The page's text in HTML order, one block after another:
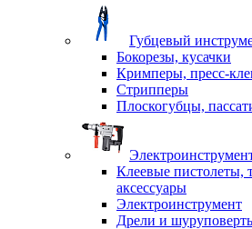
Губцевый
Бокорезы, кусачки
Кримперы, пресс-
Стрипперы
Плоскогубцы,
Клеевые пистолеты,
аксессуары
Электроинструмент
Дрели и